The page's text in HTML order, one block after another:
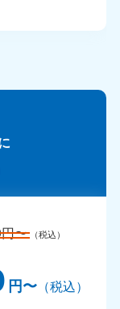
〜 （税込）
円〜（税込）